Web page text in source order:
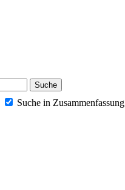
Suche in Zusammenfassung